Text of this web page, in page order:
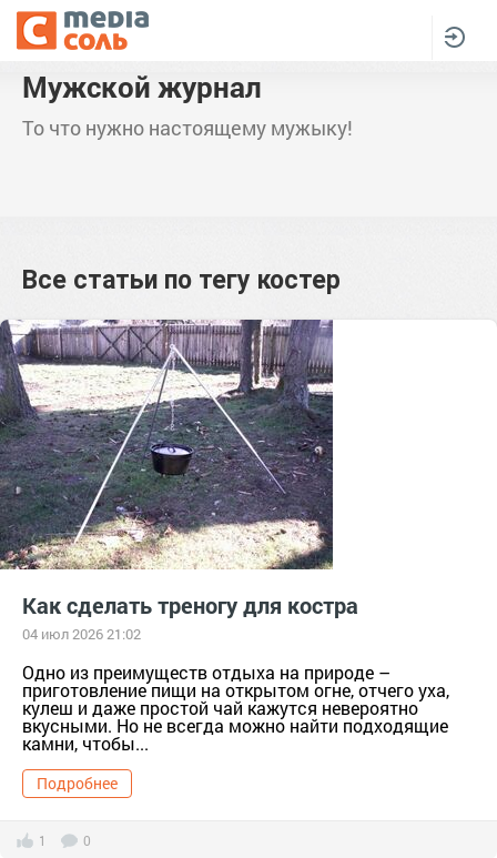
Мужской журнал
То что нужно настоящему мужыку!
Все статьи по тегу костер
Как сделать треногу для костра
04 июл 2026 21:02
Одно из преимуществ отдыха на природе –
приготовление пищи на открытом огне, отчего уха,
кулеш и даже простой чай кажутся невероятно
вкусными. Но не всегда можно найти подходящие
камни, чтобы...
Подробнее
1 0